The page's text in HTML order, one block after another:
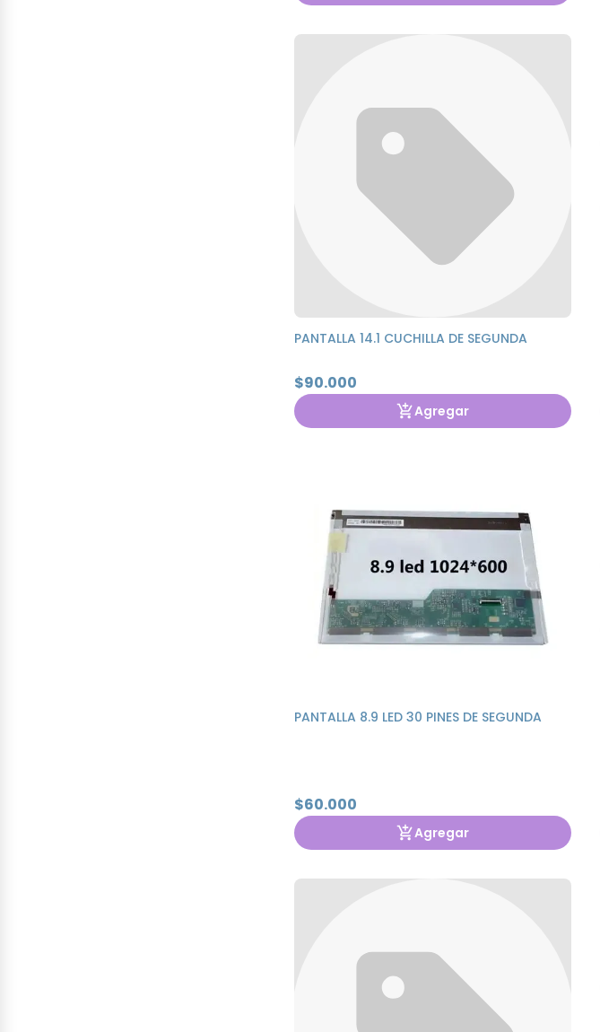
PANTALLA 14.1 CUCHILLA DE SEGUNDA
$90.000
Agregar
PANTALLA 8.9 LED 30 PINES DE SEGUNDA
$60.000
Agregar